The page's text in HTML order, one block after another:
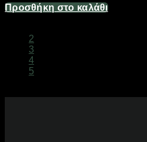
Προσθήκη στο καλάθι
2
3
4
5